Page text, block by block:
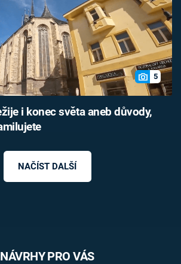
5
i konec světa aneb důvody,
NAČÍST DALŠÍ
NÁVRHY PRO VÁS